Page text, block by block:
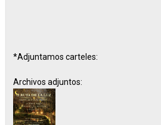
*Adjuntamos carteles:
Archivos adjuntos: